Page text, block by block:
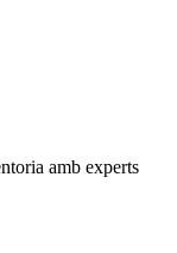
amb experts